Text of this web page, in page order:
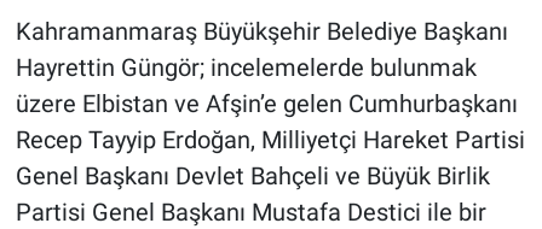
Kahramanmaraş Büyükşehir Belediye Başkanı
Hayrettin Güngör; incelemelerde bulunmak
üzere Elbistan ve Afşin’e gelen Cumhurbaşkanı
Recep Tayyip Erdoğan, Milliyetçi Hareket Partisi
Genel Başkanı Devlet Bahçeli ve Büyük Birlik
Partisi Genel Başkanı Mustafa Destici ile bir
Bölge